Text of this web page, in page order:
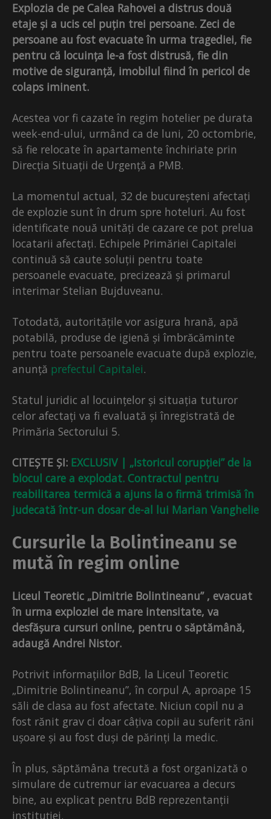
Explozia de pe Calea Rahovei a distrus două
etaje și a ucis cel puțin trei persoane. Zeci de
persoane au fost evacuate în urma tragediei, fie
pentru că locuința le-a fost distrusă, fie din
motive de siguranță, imobilul fiind în pericol de
colaps iminent.
Acestea vor fi cazate în regim hotelier pe durata
week-end-ului, urmând ca de luni, 20 octombrie,
să fie relocate în apartamente închiriate prin
Direcția Situații de Urgență a PMB.
La momentul actual, 32 de bucureșteni afectați
de explozie sunt în drum spre hoteluri. Au fost
identificate nouă unități de cazare ce pot prelua
locatarii afectați. Echipele Primăriei Capitalei
continuă să caute soluții pentru toate
persoanele evacuate, precizează și primarul
interimar Stelian Bujduveanu.
Totodată, autoritățile vor asigura hrană, apă
potabilă, produse de igienă și îmbrăcăminte
pentru toate persoanele evacuate după explozie,
anunță prefectul Capitalei.
Statul juridic al locuințelor și situația tuturor
celor afectați va fi evaluată și înregistrată de
Primăria Sectorului 5.
CITEȘTE ȘI: EXCLUSIV | „Istoricul corupției” de la
blocul care a explodat. Contractul pentru
reabilitarea termică a ajuns la o firmă trimisă în
judecată într-un dosar de-al lui Marian Vanghelie
Cursurile la Bolintineanu se
mută în regim online
Liceul Teoretic „Dimitrie Bolintineanu” , evacuat
în urma exploziei de mare intensitate, va
desfășura cursuri online, pentru o săptămână,
adaugă Andrei Nistor.
Potrivit informațiilor BdB, la Liceul Teoretic
„Dimitrie Bolintineanu”, în corpul A, aproape 15
săli de clasa au fost afectate. Niciun copil nu a
fost rănit grav ci doar câțiva copii au suferit răni
ușoare și au fost duși de părinți la medic.
În plus, săptămâna trecută a fost organizată o
simulare de cutremur iar evacuarea a decurs
bine, au explicat pentru BdB reprezentanții
instituției.